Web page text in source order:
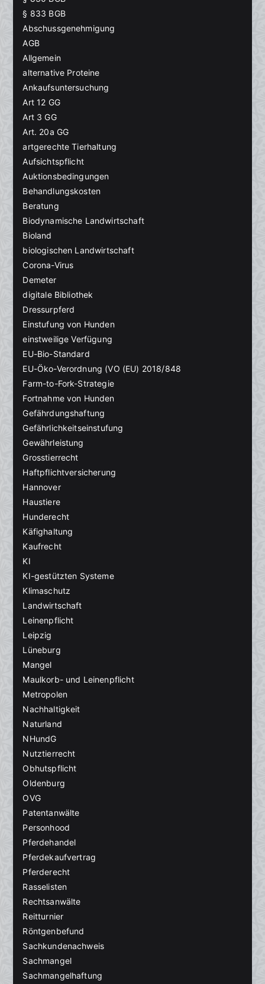
§ 833 BGB
Abschussgenehmigung
AGB
Allgemein
alternative Proteine
Ankaufsuntersuchung
Art 12 GG
Art 3 GG
Art. 20a GG
artgerechte Tierhaltung
Aufsichtspflicht
Auktionsbedingungen
Behandlungskosten
Beratung
Biodynamische Landwirtschaft
Bioland
biologischen Landwirtschaft
Corona-Virus
Demeter
digitale Bibliothek
Dressurpferd
Einstufung von Hunden
einstweilige Verfügung
EU-Bio-Standard
EU-Öko-Verordnung (VO (EU) 2018/848
Farm-to-Fork-Strategie
Fortnahme von Hunden
Gefährdungshaftung
Gefährlichkeitseinstufung
Gewährleistung
Grosstierrecht
Haftpflichtversicherung
Hannover
Haustiere
Hunderecht
Käfighaltung
Kaufrecht
KI
KI-gestützten Systeme
Klimaschutz
Landwirtschaft
Leinenpflicht
Leipzig
Lüneburg
Mangel
Maulkorb- und Leinenpflicht
Metropolen
Nachhaltigkeit
Naturland
NHundG
Nutztierrecht
Obhutspflicht
Oldenburg
OVG
Patentanwälte
Personhood
Pferdehandel
Pferdekaufvertrag
Pferderecht
Rasselisten
Rechtsanwälte
Reitturnier
Röntgenbefund
Sachkundenachweis
Sachmangel
Sachmangelhaftung